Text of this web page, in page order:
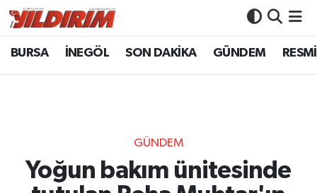
BURSA İNEGÖL SON DAKİKA GÜNDEM
GÜNDEM
Yoğun bakım ünitesinde
BURSA
GÜNDEM
Bursa Nöbetçi Eczaneler
Bursa Trafik Yoğunluk Haritası